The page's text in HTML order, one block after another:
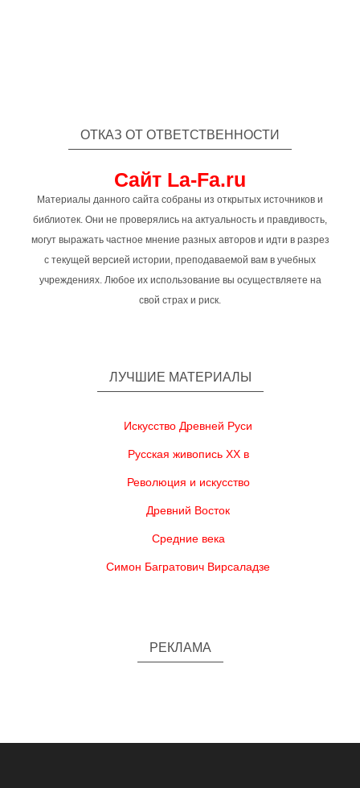
ОТКАЗ ОТ ОТВЕТСТВЕННОСТИ
Сайт La-Fa.ru
Материалы данного сайта собраны из открытых источников и
библиотек. Они не проверялись на актуальность и правдивость,
могут выражать частное мнение разных авторов и идти в разрез
с текущей версией истории, преподаваемой вам в учебных
учреждениях. Любое их использование вы осуществляете на
свой страх и риск.
ЛУЧШИЕ МАТЕРИАЛЫ
Искусство Древней Руси
Русская живопись XX в
Революция и искусство
Древний Восток
Средние века
Симон Багратович Вирсаладзе
РЕКЛАМА